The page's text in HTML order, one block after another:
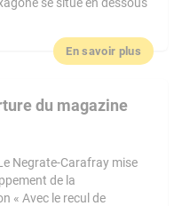
En savoir plus
du magazine
Negrate-Carafray mise
de la
« Avec le recul de